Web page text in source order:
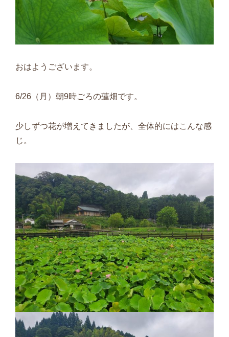
おはようございます。
6/26（月）朝9時ごろの蓮畑です。
少しずつ花が増えてきましたが、全体的にはこんな感
じ。